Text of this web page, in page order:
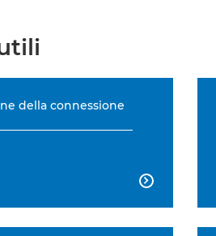
della connessione
